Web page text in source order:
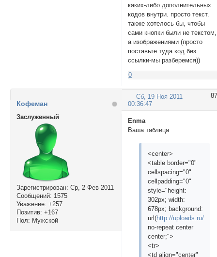
каких-либо дополнительных
кодов внутри. просто текст.
также хотелось бы, чтобы
сами кнопки были не текстом,
а изображениями (просто
поставьте туда код без
ссылки-мы разберемся))
0
87
Сб, 19 Ноя 2011
00:36:47
Кофеман
Заслуженный
Зарегистрирован: Ср, 2 Фев 2011
Сообщений: 1575
Уважение: +257
Позитив: +167
Пол: Мужской
Enma
Ваша таблица
<center>
<table border="0"
cellspacing="0"
cellpadding="0"
style="height:
302px; width:
678px; background:
url(http://uploads.ru/i/k/
no-repeat center
center;">
<tr>
<td align="center"